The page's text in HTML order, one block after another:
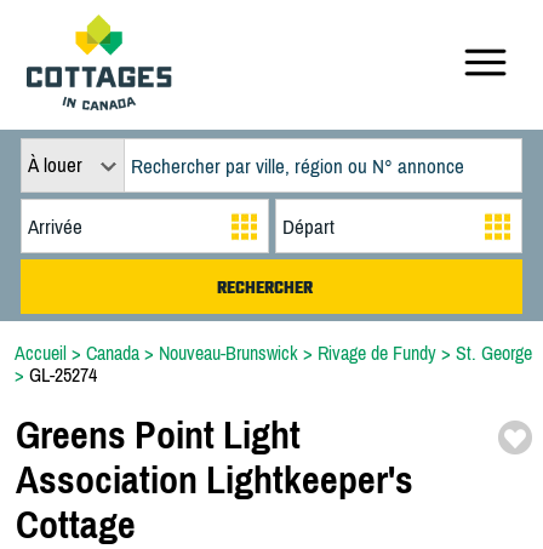
À louer
Accueil > Canada > Nouveau-Brunswick > Rivage de Fundy > St. George
> GL-25274
Greens Point Light
Association Lightkeeper's
Cottage